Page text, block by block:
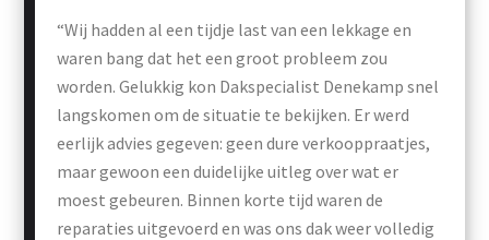
“Wij hadden al een tijdje last van een lekkage en
waren bang dat het een groot probleem zou
worden. Gelukkig kon Dakspecialist Denekamp snel
langskomen om de situatie te bekijken. Er werd
eerlijk advies gegeven: geen dure verkooppraatjes,
maar gewoon een duidelijke uitleg over wat er
moest gebeuren. Binnen korte tijd waren de
reparaties uitgevoerd en was ons dak weer volledig